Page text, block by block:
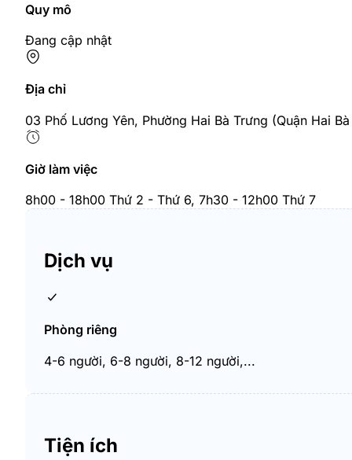
Quy mô
Đang cập nhật
Địa chỉ
03 Phố Lương Yên, Phường Hai Bà Trưng (Quận Hai
Giờ làm việc
8h00 - 18h00 Thứ 2 - Thứ 6, 7h30 - 12h00 Thứ 7
Dịch vụ
Phòng riêng
4-6 người, 6-8 người, 8-12 người,...
Tiện ích